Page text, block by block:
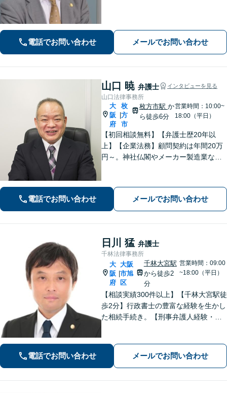
料（一部除く）】【夜間・休日の相談
電話でお問い合わせ メールでお問い合わせ
山口 暁 弁護士 インタビューを見る
山口法律事務所
大
阪
府
枚
方
市
枚方市駅 か
ら徒歩6分
営業時間：10:00~
18:00（平日）
【初回相談無料】【弁護士歴20年以
上】【企業法務】顧問契約は年間20万
円～。神社仏閣やメーカー製造業な
屋調査士などと連携。農地や山林もお
任せ【枚方市駅6分】
電話でお問い合わせ メールでお問い合わせ
日川 猛 弁護士
千林法律事務所
大
阪
府
|
大阪
市旭
区
千林大宮駅
から徒歩2
分
営業時間：09:00
~18:00（平日）
【相談実績300件以上】【千林大宮駅徒
歩2分】行政書士の豊富な経験を生かし
た相続手続き。【刑事弁護人経験・示
を残す債務整理のノウハウ多数。不動
産業者とも連携。
電話でお問い合わせ メールでお問い合わせ